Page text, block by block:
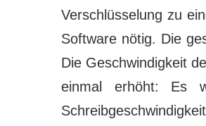
Verschlüsselung zu
Software nötig. Die
Die Geschwindigkeit
einmal erhöht: Es